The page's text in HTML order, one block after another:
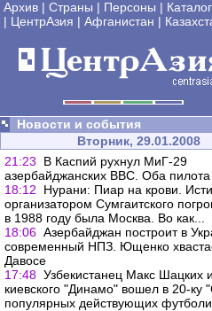
Архив | Страны | Персоны | Каталог
| ЦентрАзия | Афганистан |
Новости и события
Вторник, 29.01.2008
21:23
В Каспий рухнул МиГ-29
азербайджанских ВВС. Оба пилота
18:12
Нурани: Пиар на крови.
организатором Сумгаитского
в 1988 году была Москва. Во как...
18:06 Азербайджан построит в
современный НПЗ. Ющенко
Давосе
17:48 Узбекистанец Макс Шацких
киевского "Динамо" вошел в 20-ку
популярных действующих